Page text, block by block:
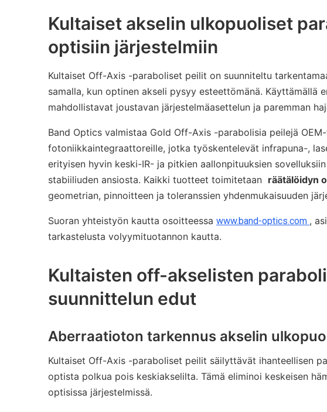
Kultaiset akselin ulkopuoliset
optisiin järjestelmiin
Kultaiset Off-Axis -paraboliset peilit on suunniteltu
samalla, kun optinen akseli pysyy esteettömänä. Käyttämällä
mahdollistavat joustavan järjestelmäasettelun ja paremman
Band Optics valmistaa Gold Off-Axis -parabolisia peilejä
fotoniikkaintegraattoreille, jotka työskentelevät infrapuna-,
erityisen hyvin keski-IR- ja pitkien aallonpituuksien
stabiiliuden ansiosta. Kaikki tuotteet toimitetaan räätälöidyn
geometrian, pinnoitteen ja toleranssien yhdenmukaisuuden
Suoran yhteistyön kautta osoitteessa www.band-optics.com ,
tarkastelusta volyymituotannon kautta.
Kultaisten off-akselisten
suunnittelun edut
Aberraatioton tarkennus akselin
Kultaiset Off-Axis -paraboliset peilit säilyttävät ihanteellisen
optista polkua pois keskiakselilta. Tämä eliminoi keskeisen
optisissa järjestelmissä.